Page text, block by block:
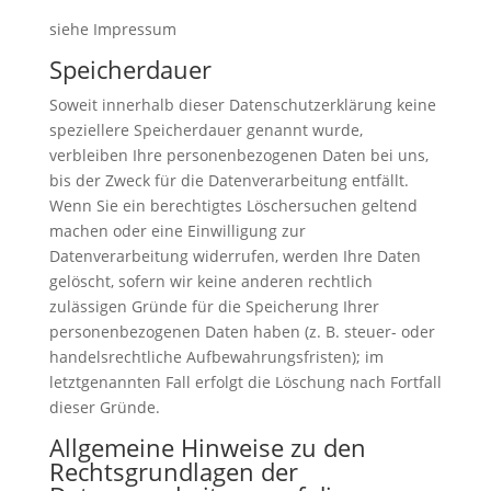
siehe Impressum
Speicherdauer
Soweit innerhalb dieser Datenschutzerklärung keine
speziellere Speicherdauer genannt wurde,
verbleiben Ihre personenbezogenen Daten bei uns,
bis der Zweck für die Datenverarbeitung entfällt.
Wenn Sie ein berechtigtes Löschersuchen geltend
machen oder eine Einwilligung zur
Datenverarbeitung widerrufen, werden Ihre Daten
gelöscht, sofern wir keine anderen rechtlich
zulässigen Gründe für die Speicherung Ihrer
personenbezogenen Daten haben (z. B. steuer- oder
handelsrechtliche Aufbewahrungsfristen); im
letztgenannten Fall erfolgt die Löschung nach Fortfall
dieser Gründe.
Allgemeine Hinweise zu den
Rechtsgrundlagen der